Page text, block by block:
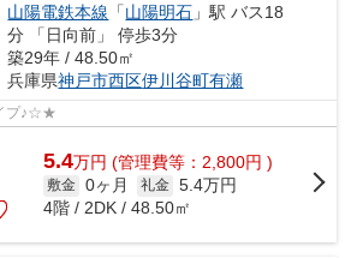
山陽電鉄本線 「山陽明石 」駅 バス18
分 「日向前」 停歩3分
築29年 / 48.50㎡
兵庫県神戸市西区伊川谷町有瀬
プ♪☆★
5.4万円 (管理費等：2,800円 )
敷金 0ヶ月 礼金 5.4万円
4階 / 2DK / 48.50㎡